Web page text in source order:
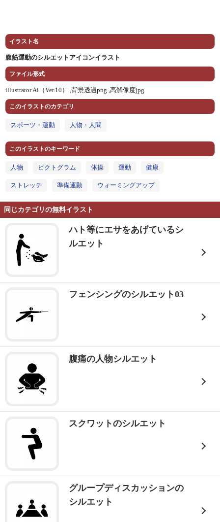
イラスト名
腹筋運動のシルエットアイコンイラスト
ファイル形式
illustrator Ai（Ver.10） ,背景透過png ,高解像度jpg
このイラストのカテゴリ
スポーツ・運動 人物・人間
このイラストのキーワード
人物 ピクトグラム 体操 運動 健康
ストレッチ 準備運動 ウォーミングアップ
同じカテゴリの無料イラスト
ハト等にエサをあげているシ
ルエット
フェンシングのシルエット03
腹痛の人物シルエット
スクワットのシルエット
グループディスカッションの
シルエット